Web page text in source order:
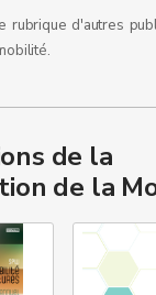
rubrique d'autres
de la
de la